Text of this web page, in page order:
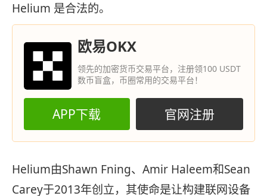
Helium 是合法的。
欧易OKX
领先的加密货币交易平台，注册领100 USDT
数币盲盒，币圈常用的交易平台！
APP下载 官网注册
Helium由Shawn Fning、Amir Haleem和Sean
Carey于2013年创立，其使命是让构建联网设备